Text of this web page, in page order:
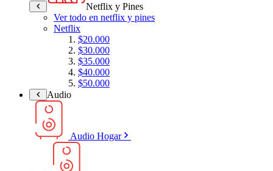
Netflix y Pines
Ver todo en netflix y pines
Netflix
$20.000
$30.000
$35.000
$40.000
$50.000
Audio
Audio Hogar